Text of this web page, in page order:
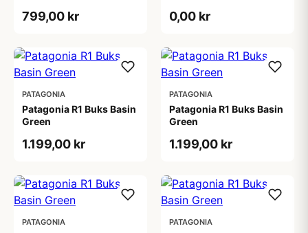
799,00 kr 0,00 kr
PATAGONIA
Patagonia R1 Buks Basin
Green
1.199,00 kr
PATAGONIA
Patagonia R1 Buks Basin
Green
1.199,00 kr
PATAGONIA PATAGONIA